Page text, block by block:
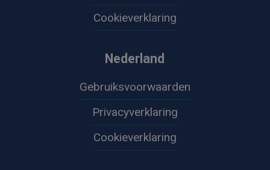
Cookieverklaring
Nederland
Gebruiksvoorwaarden
Privacyverklaring
Cookieverklaring